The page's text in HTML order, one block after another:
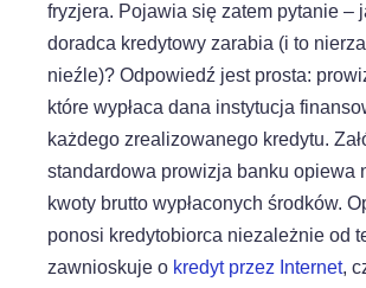
fryzjera. Pojawia się zatem pytanie –
doradca kredytowy zarabia (i to
nieźle)? Odpowiedź jest prosta:
które wypłaca dana instytucja
każdego zrealizowanego kredytu.
standardowa prowizja banku opiewa
kwoty brutto wypłaconych środków.
ponosi kredytobiorca niezależnie od
zawnioskuje o kredyt przez Internet,